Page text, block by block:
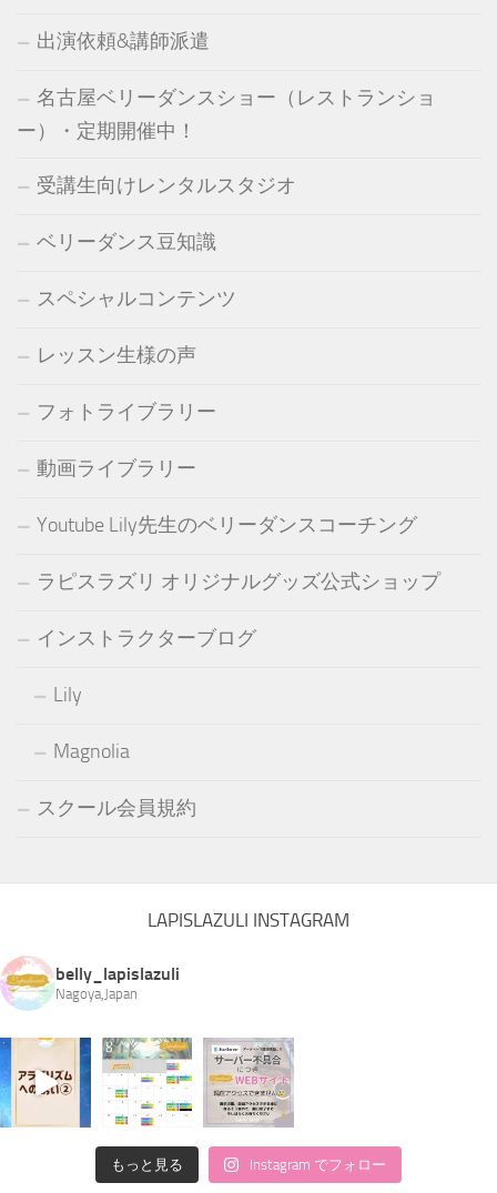
出演依頼&講師派遣
名古屋ベリーダンスショー（レストランショ
ー）・定期開催中！
受講生向けレンタルスタジオ
ベリーダンス豆知識
スペシャルコンテンツ
レッスン生様の声
フォトライブラリー
動画ライブラリー
Youtube Lily先生のベリーダンスコーチング
ラピスラズリ オリジナルグッズ公式ショップ
インストラクターブログ
Lily
Magnolia
スクール会員規約
LAPISLAZULI INSTAGRAM
belly_lapislazuli
Nagoya,Japan
もっと見る Instagram でフォロー